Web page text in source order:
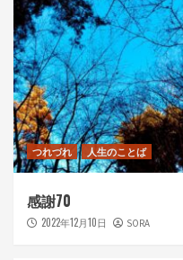
つれづれ 人生のことば
感謝70
2022年12月10日 SORA